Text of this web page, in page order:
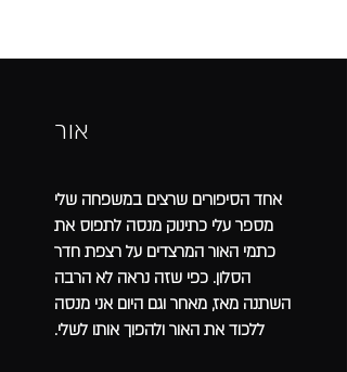
אור
אחד הסיפורים שרצים במשפחה שלי
מספר עלי כתינוק מנסה לתפוס את
כתמי האור המרצדים על רצפת חדר
הסלון. כפי שזה נראה לא הרבה
השתנה מאז, מאחר וגם היום אני מנסה
ללכוד את האור ולהפוך אותו לשלי.